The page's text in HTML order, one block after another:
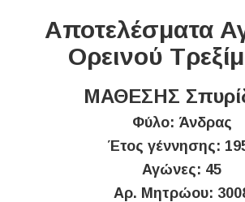
Αποτελέσματα
Ορεινού
ΜΑΘΕΣΗΣ
Φύλο: Άνδρας
Έτος γέννησης:
Αγώνες: 45
Αρ. Μητρώου: